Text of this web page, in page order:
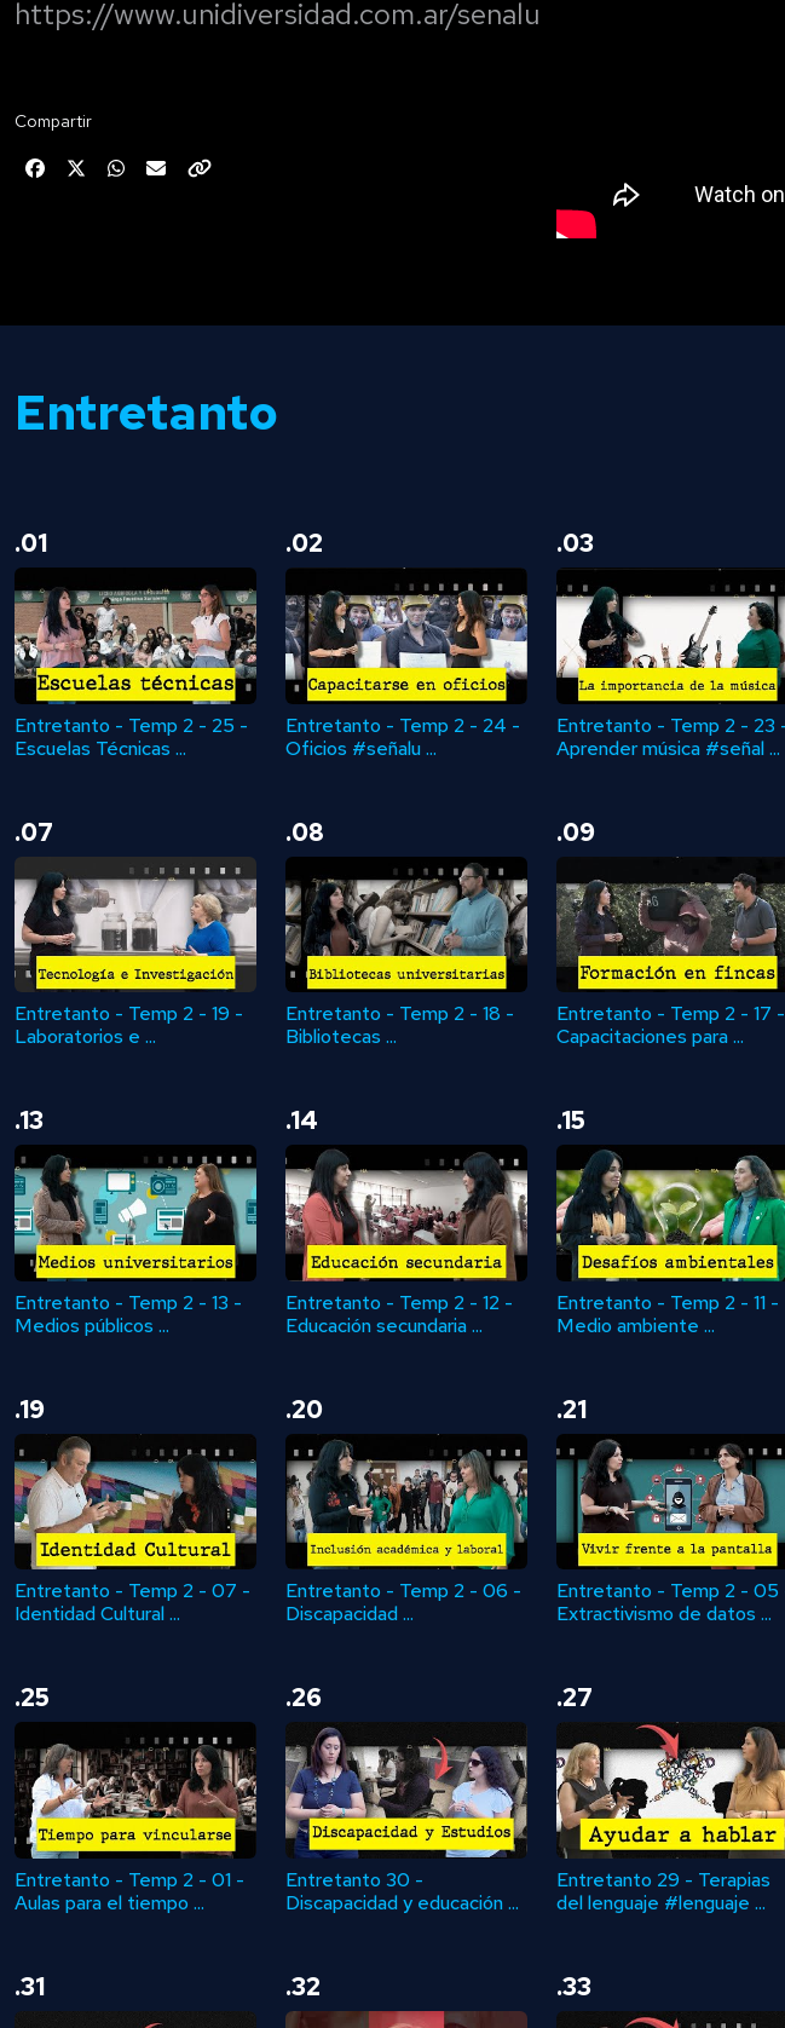
https://www.unidiversidad.com.ar/senalu
Compartir
Entretanto
.01
Entretanto - Temp 2 - 25 -
Escuelas Técnicas ...
.02
Entretanto - Temp 2 - 24 -
Oficios #señalu ...
.03
Entretanto - Temp 2 - 23
Aprender música #señal ...
.07
Entretanto - Temp 2 - 19 -
Laboratorios e ...
.08
Entretanto - Temp 2 - 18 -
Bibliotecas ...
.09
Entretanto - Temp 2 - 17 -
Capacitaciones para ...
.13
Entretanto - Temp 2 - 13 -
Medios públicos ...
.14
Entretanto - Temp 2 - 12 -
Educación secundaria ...
.15
Entretanto - Temp 2 - 11 -
Medio ambiente ...
.19
Entretanto - Temp 2 - 07 -
Identidad Cultural ...
.20
Entretanto - Temp 2 - 06 -
Discapacidad ...
.21
Entretanto - Temp 2 - 05
Extractivismo de datos ...
.25
Entretanto - Temp 2 - 01 -
Aulas para el tiempo ...
.26
Entretanto 30 -
Discapacidad y educación ...
.27
Entretanto 29 - Terapias
del lenguaje #lenguaje ...
.31 .32 .33